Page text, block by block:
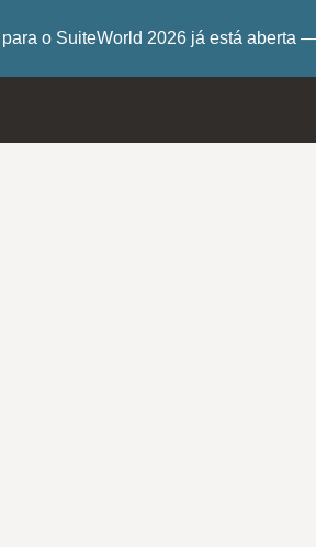
o SuiteWorld 2026 já está aberta